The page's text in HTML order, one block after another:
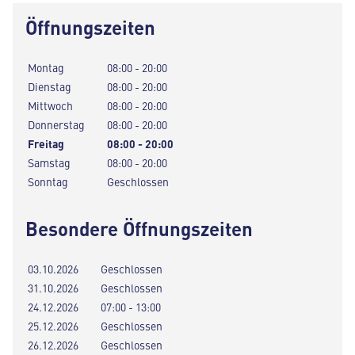
Öffnungszeiten
Montag
08:00 - 20:00
Dienstag
08:00 - 20:00
Mittwoch
08:00 - 20:00
Donnerstag
08:00 - 20:00
Freitag
08:00 - 20:00
Samstag
08:00 - 20:00
Sonntag
Geschlossen
Besondere Öffnungszeiten
03.10.2026
Geschlossen
31.10.2026
Geschlossen
24.12.2026
07:00 - 13:00
25.12.2026
Geschlossen
26.12.2026
Geschlossen